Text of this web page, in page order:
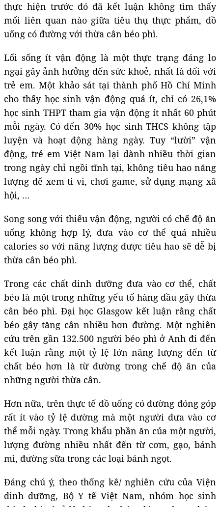
thực hiện trước đó đã kết luận không tìm thấy
mối liên quan nào giữa tiêu thụ thực phẩm, đồ
uống có đường với thừa cân béo phì.
Lối sống ít vận động là một thực trạng đáng lo
ngại gây ảnh hưởng đến sức khoẻ, nhất là đối với
trẻ em. Một khảo sát tại thành phố Hồ Chí Minh
cho thấy học sinh vận động quá ít, chỉ có 26,1%
học sinh THPT tham gia vận động ít nhất 60 phút
mỗi ngày. Có đến 30% học sinh THCS không tập
luyện và hoạt động hàng ngày. Tuy “lười” vận
động, trẻ em Việt Nam lại dành nhiều thời gian
trong ngày chỉ ngồi tĩnh tại, không tiêu hao năng
lượng để xem ti vi, chơi game, sử dụng mạng xã
hội, …
Song song với thiếu vận động, người có chế độ ăn
uống không hợp lý, đưa vào cơ thể quá nhiều
calories so với năng lượng được tiêu hao sẽ dễ bị
thừa cân béo phì.
Trong các chất dinh dưỡng đưa vào cơ thể, chất
béo là một trong những yếu tố hàng đầu gây thừa
cân béo phì. Đại học Glasgow kết luận rằng chất
béo gây tăng cân nhiều hơn đường. Một nghiên
cứu trên gần 132.500 người béo phì ở Anh đi đến
kết luận rằng một tỷ lệ lớn năng lượng đến từ
chất béo hơn là từ đường trong chế độ ăn của
những người thừa cân.
Hơn nữa, trên thực tế đồ uống có đường đóng góp
rất ít vào tỷ lệ đường mà một người đưa vào cơ
thể mỗi ngày. Trong khẩu phần ăn của một người,
lượng đường nhiều nhất đến từ cơm, gạo, bánh
mì, đường sữa trong các loại bánh ngọt.
Đáng chú ý, theo thống kê/ nghiên cứu của Viện
dinh dưỡng, Bộ Y tế Việt Nam, nhóm học sinh